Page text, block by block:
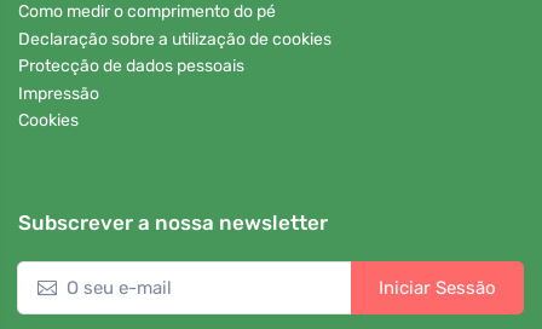
Como medir o comprimento do pé
Declaração sobre a utilização de cookies
Protecção de dados pessoais
Impressão
Cookies
Subscrever a nossa newsletter
Iniciar Sessão